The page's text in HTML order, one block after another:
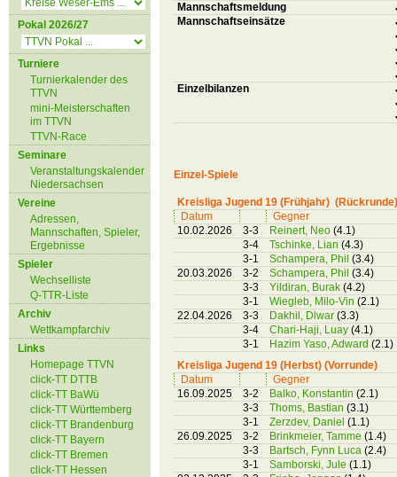
Pokal 2026/27
Turniere
Turnierkalender des
TTVN
mini-Meisterschaften
im TTVN
TTVN-Race
Seminare
Veranstaltungskalender
Niedersachsen
Vereine
Adressen,
Mannschaften, Spieler,
Ergebnisse
Spieler
Wechselliste
Q-TTR-Liste
Archiv
Wettkampfarchiv
Links
Homepage TTVN
click-TT DTTB
click-TT BaWü
click-TT Württemberg
click-TT Brandenburg
click-TT Bayern
click-TT Bremen
click-TT Hessen
Mannschaftsmeldung
Mannschaftseinsätze
Einzelbilanzen
Einzel-Spiele
Kreisliga Jugend 19 (Frühjahr) (Rückrunde)
Datum
Gegner
10.02.2026
3-3 Reinert, Neo (4.1)
3-4
Tschinke, Lian (4.3)
3-1
Schampera, Phil (3.4)
20.03.2026
3-2 Schampera, Phil (3.4)
3-3
Yildiran, Burak (4.2)
3-1
Wiegleb, Milo-Vin (2.1)
22.04.2026
3-3 Dakhil, Dlwar (3.3)
3-4
Chari-Haji, Luay (4.1)
3-1
Hazim Yaso, Adward (2.1)
Kreisliga Jugend 19 (Herbst) (Vorrunde)
Datum
Gegner
16.09.2025
3-2 Balko, Konstantin (2.1)
3-3
Thoms, Bastian (3.1)
3-1
Zerzdev, Daniel (1.1)
26.09.2025
3-2 Brinkmeier, Tamme (1.4)
3-3
Bartsch, Fynn Luca (2.4)
3-1
Samborski, Jule (1.1)